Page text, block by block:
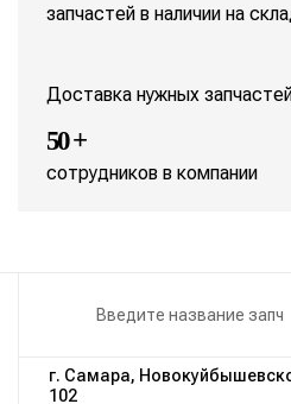
запчастей в наличии на
Доставка нужных
50 +
сотрудников в компании
г. Самара,
102